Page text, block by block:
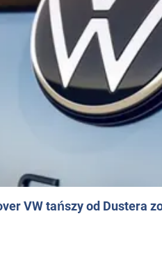
VW tańszy od Dustera